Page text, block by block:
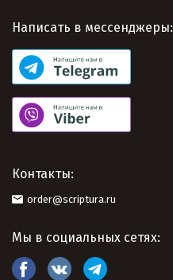
Написать в мессенджеры:
Контакты:
order@scriptura.ru
Мы в социальных сетях: